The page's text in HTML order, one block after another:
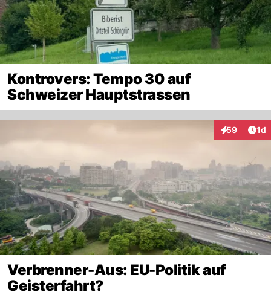
Kontrovers: Tempo 30 auf
Schweizer Hauptstrassen
59
Interaktionen
1d
Verbrenner-Aus: EU-Politik auf
Geisterfahrt?